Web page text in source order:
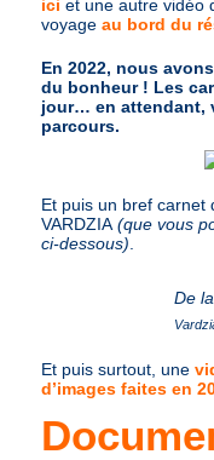
ici et une autre vidéo
voyageau bord du
En 2022, nous
du bonheur ! Les
jour… en attendant,
parcours.
Et puis un bref carnet
VARDZIA (que vous
ci-dessous)
De
Et puis surtout, une
d’images faites en